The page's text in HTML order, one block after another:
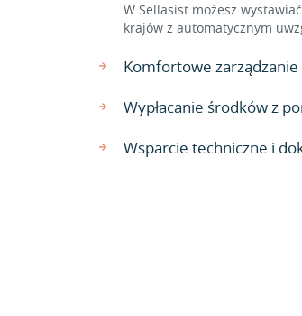
W Sellasist możesz
krajów z automatycznym
Komfortowe zarządzanie
Wypłacanie środków z
Wsparcie techniczne i